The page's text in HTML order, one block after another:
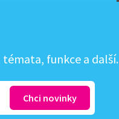
témata, funkce a další.